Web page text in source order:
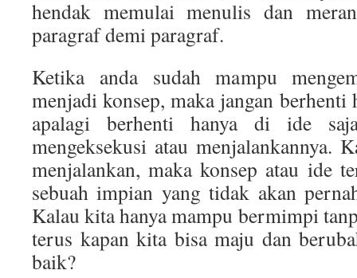
hendak memulai menulis dan
paragraf demi paragraf.
Ketika anda sudah mampu
menjadi konsep, maka jangan berhenti
apalagi berhenti hanya di ide
mengeksekusi atau menjalankannya.
menjalankan, maka konsep atau ide
sebuah impian yang tidak akan
Kalau kita hanya mampu bermimpi
terus kapan kita bisa maju dan
baik?